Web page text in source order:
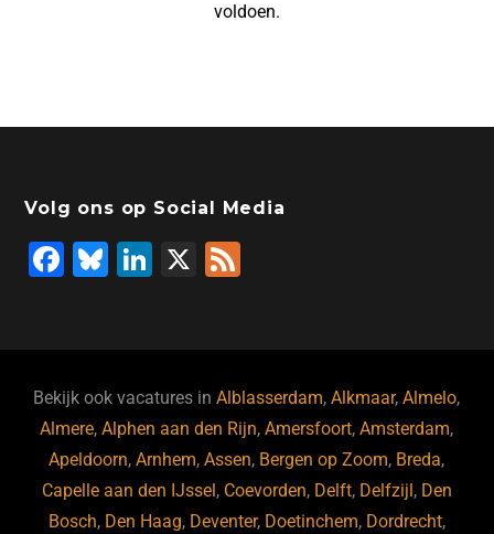
voldoen.
Volg ons op Social Media
F
b
o
o
k
Bl
ky
Li
dI
n
X
Bekijk ook vacatures inAlblasserdam,Alkmaar,Almelo,
Almere,Alphen aan den Rijn,Amersfoort,Amsterdam,
Apeldoorn,Arnhem,Assen, Bergen op Zoom, Breda,
Capelle aan den IJssel , Coevorden, Delft, Delfzijl , Den
Bosch, Den Haag, Deventer, Doetinchem, Dordrecht,